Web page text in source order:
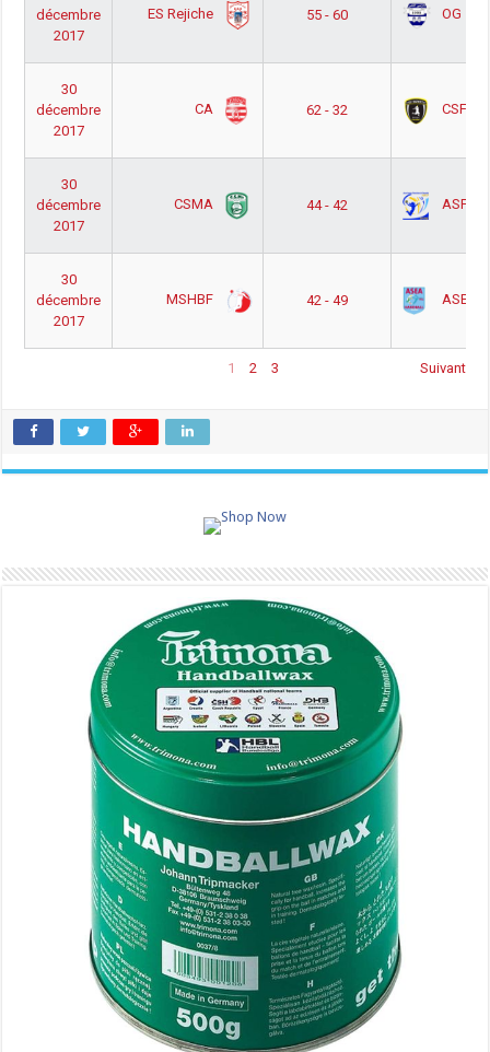
décembre
2017
ES Rejiche 55 - 60 OG
30
décembre
2017
CA 62 - 32 CSF
30
décembre
2017
CSMA 44 - 42 ASF
30
décembre
2017
MSHBF 42 - 49 ASEA
1 2 3 Suivant